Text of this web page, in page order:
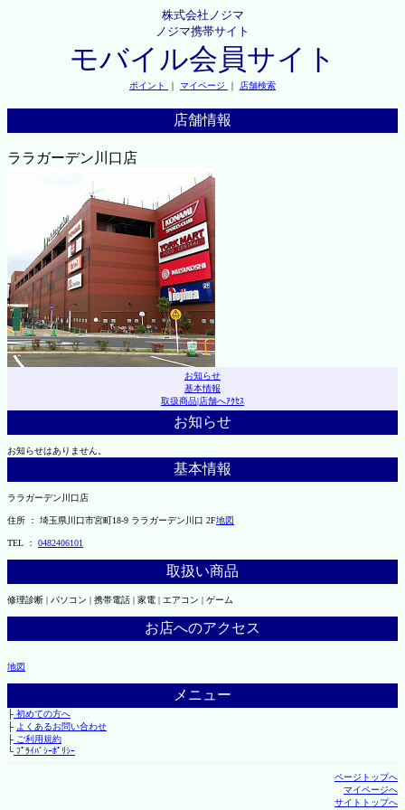
株式会社ノジマ
ノジマ携帯サイト
モバイル会員サイト
ポイント ｜ マイページ ｜ 店舗検索
店舗情報
ララガーデン川口店
お知らせ
基本情報
取扱商品|店舗へｱｸｾｽ
お知らせ
お知らせはありません。
基本情報
ララガーデン川口店
住所 ： 埼玉県川口市宮町18-9 ララガーデン川口 2F地図
TEL ： 0482406101
取扱い商品
修理診断 | パソコン | 携帯電話 | 家電 | エアコン | ゲーム
お店へのアクセス
地図
メニュー
├初めての方へ
├ よくあるお問い合わせ
├ご利用規約
└ﾌﾟﾗｲﾊﾞｼｰﾎﾟﾘｼｰ
ページトップへ
マイページへ
サイトトップへ